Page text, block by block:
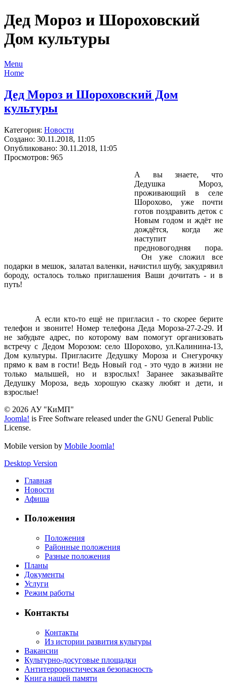
Дед Мороз и Шороховский
Дом культуры
Menu
Home
Дед Мороз и Шороховский Дом
культуры
Категория: Новости
Создано: 30.11.2018, 11:05
Опубликовано: 30.11.2018, 11:05
Просмотров: 965
А вы знаете, что
Дедушка Мороз,
проживающий в селе
Шорохово, уже почти
готов поздравить деток с
Новым годом и ждёт не
дождётся, когда же
наступит
предновогодняя пора.
Он уже сложил все
подарки в мешок, залатал валенки, начистил шубу, закудрявил
бороду, осталось только приглашения Ваши дочитать - и в
путь!
А если кто-то ещё не пригласил - то скорее берите
телефон и звоните! Номер телефона Деда Мороза-27-2-29. И
не забудьте адрес, по которому вам помогут организовать
встречу с Дедом Морозом: село Шорохово, ул.Калинина-13,
Дом культуры. Пригласите Дедушку Мороза и Снегурочку
прямо к вам в гости! Ведь Новый год - это чудо в жизни не
только малышей, но и взрослых! Заранее заказывайте
Дедушку Мороза, ведь хорошую сказку любят и дети, и
взрослые!
© 2026 АУ "КиМП"
Joomla! is Free Software released under the GNU General Public
License.
Mobile version by Mobile Joomla!
Desktop Version
Главная
Новости
Афиша
Положения
Положения
Районные положения
Разные положения
Планы
Документы
Услуги
Режим работы
Контакты
Контакты
Из истории развития культуры
Вакансии
Культурно-досуговые площадки
Антитеррористическая безопасность
Книга нашей памяти